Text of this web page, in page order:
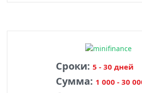
Сроки: 5 - 30 дней
Сумма: 1 000 - 30